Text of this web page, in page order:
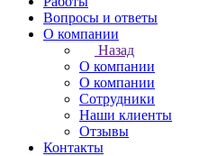
Вопросы и ответы
О компании
Назад
О компании
О компании
Сотрудники
Наши клиенты
Отзывы
Контакты